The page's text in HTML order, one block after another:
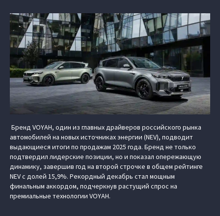
Бренд VOYAH, один из главных драйверов российского рынка
автомобилей на новых источниках энергии (NEV), подводит
выдающиеся итоги по продажам 2025 года. Бренд не только
подтвердил лидерские позиции, но и показал опережающую
динамику, завершив год на второй строчке в общем рейтинге
NEV с долей 15,9%. Рекордный декабрь стал мощным
финальным аккордом, подчеркнув растущий спрос на
премиальные технологии VOYAH.